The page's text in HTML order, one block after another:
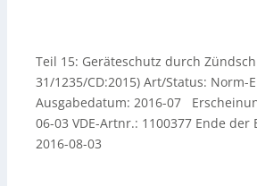
Teil 15: Geräteschutz durch
31/1235/CD:2015) Art/Status:
Ausgabedatum: 2016-07
06-03 VDE-Artnr.: 1100377 Ende
2016-08-03